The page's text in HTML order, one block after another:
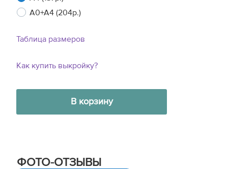
A0+A4 (204р.)
Таблица размеров
Как купить выкройку?
В корзину
ФОТО-ОТЗЫВЫ